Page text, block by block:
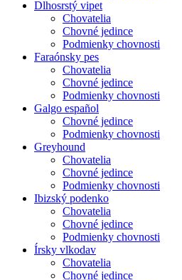
Dlhosrstý vipet
Chovatelia
Chovné jedince
Podmienky chovnosti
Faraónsky pes
Chovatelia
Chovné jedince
Podmienky chovnosti
Galgo español
Chovné jedince
Podmienky chovnosti
Greyhound
Chovatelia
Chovné jedince
Podmienky chovnosti
Ibizský podenko
Chovatelia
Chovné jedince
Podmienky chovnosti
Írsky vlkodav
Chovatelia
Chovné jedince